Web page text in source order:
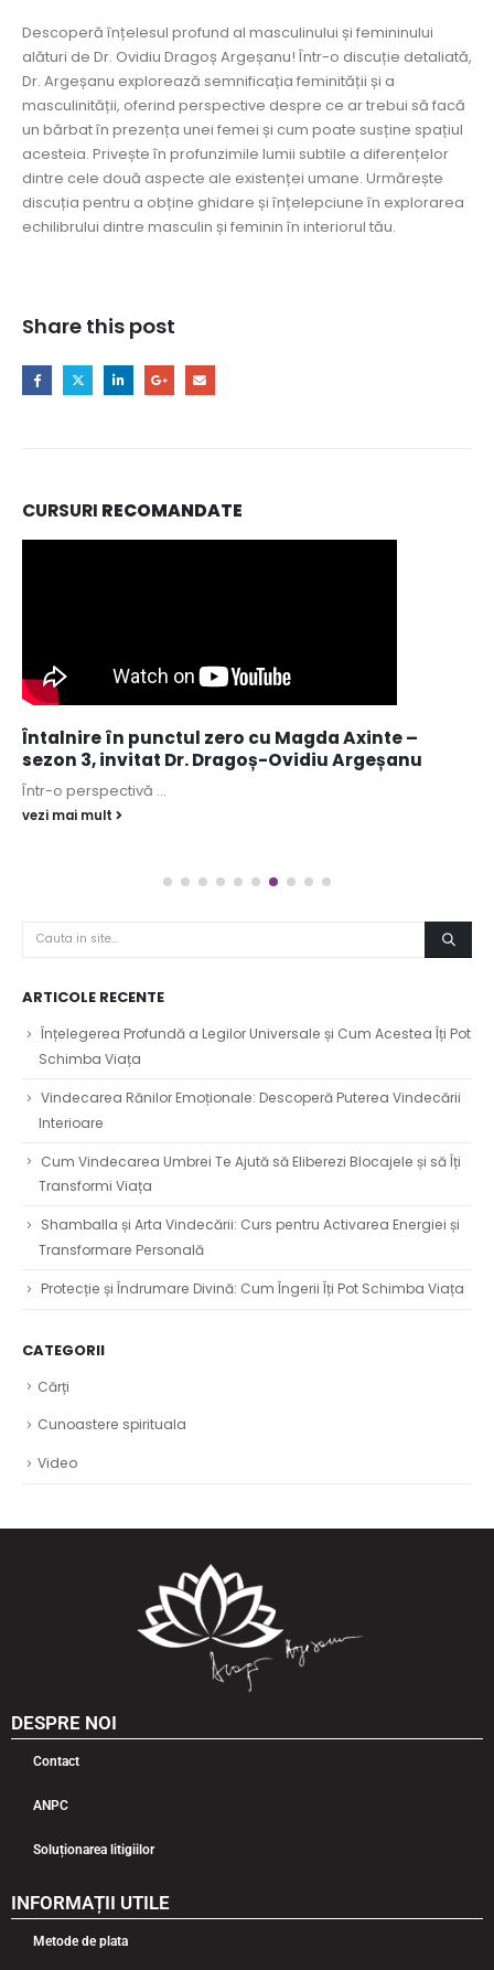
Descoperă înțelesul profund al masculinului și femininului
alături de Dr. Ovidiu Dragoș Argeșanu! Într-o discuție detaliată,
Dr. Argeșanu explorează semnificația feminității și a
masculinității, oferind perspective despre ce ar trebui să facă
un bărbat în prezența unei femei și cum poate susține spațiul
acesteia. Privește în profunzimile lumii subtile a diferențelor
dintre cele două aspecte ale existenței umane. Urmărește
discuția pentru a obține ghidare și înțelepciune în explorarea
echilibrului dintre masculin și feminin în interiorul tău.
Share this post
CURSURI RECOMANDATE
Întalnire în punctul zero cu Magda Axinte –
sezon 3, invitat Dr. Dragoș-Ovidiu Argeșanu
Într-o perspectivă ...
vezi mai mult
ARTICOLE RECENTE
Înțelegerea Profundă a Legilor Universale și Cum Acestea Îți Pot
Schimba Viața
Vindecarea Rănilor Emoționale: Descoperă Puterea Vindecării
Interioare
Cum Vindecarea Umbrei Te Ajută să Eliberezi Blocajele și să Îți
Transformi Viața
Shamballa și Arta Vindecării: Curs pentru Activarea Energiei și
Transformare Personală
Protecție și Îndrumare Divină: Cum Îngerii Îți Pot Schimba Viața
CATEGORII
Cărți
Cunoastere spirituala
Video
DESPRE NOI
Contact
ANPC
Soluționarea litigiilor
INFORMAȚII UTILE
Metode de plata